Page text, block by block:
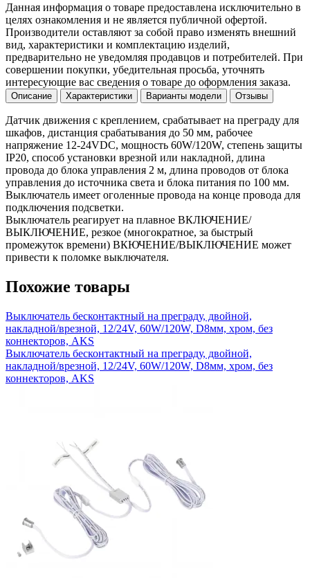
Данная информация о товаре предоставлена исключительно в
целях ознакомления и не является публичной офертой.
Производители оставляют за собой право изменять внешний
вид, характеристики и комплектацию изделий,
предварительно не уведомляя продавцов и потребителей. При
совершении покупки, убедительная просьба, уточнять
интересующие вас сведения о товаре до оформления заказа.
Описание Характеристики Варианты модели Отзывы
Датчик движения с креплением, срабатывает на преграду для
шкафов, дистанция срабатывания до 50 мм, рабочее
напряжение 12-24VDC, мощность 60W/120W, степень защиты
IP20, способ установки врезной или накладной, длина
провода до блока управления 2 м, длина проводов от блока
управления до источника света и блока питания по 100 мм.
Выключатель имеет оголенные провода на конце провода для
подключения подсветки.
Выключатель реагирует на плавное ВКЛЮЧЕНИЕ/
ВЫКЛЮЧЕНИЕ, резкое (многократное, за быстрый
промежуток времени) ВКЮЧЕНИЕ/ВЫКЛЮЧЕНИЕ может
привести к поломке выключателя.
Похожие товары
Выключатель бесконтактный на преграду, двойной,
накладной/врезной, 12/24V, 60W/120W, D8мм, хром, без
коннекторов, AKS
Выключатель бесконтактный на преграду, двойной,
накладной/врезной, 12/24V, 60W/120W, D8мм, хром, без
коннекторов, AKS